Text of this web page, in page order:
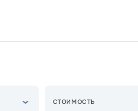
СТОИМОСТЬ